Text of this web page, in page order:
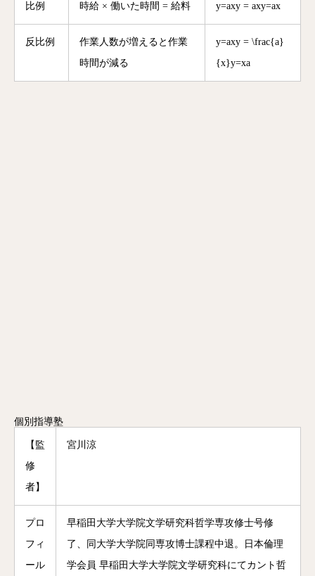
比例 時給 × 働いた時間 = 給料 y=axy = axy=ax
反比例
作業人数が増えると作業
時間が減る
y=axy = \frac{a}
{x}y=xa
個別指導塾
【監
修
者】
宮川涼
プロ
フィ
ール
早稲田大学大学院文学研究科哲学専攻修士号修
了、同大学大学院同専攻博士課程中退。日本倫理
学会員 早稲田大学大学院文学研究科にてカント哲